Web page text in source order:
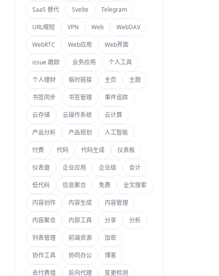
SaaS 替代 Svelte Telegram
URL缩短 VPN Web WebDAV
WebRTC Web应用 Web界面
issue 跟踪 业务应用 个人工具
个人理财 临时链接 主页 主题
书签同步 书签管理 事件追踪
云存储 云操作系统 云计算
产品分析 产品规划 人工智能
付费 代码 代码生成 仪表板
仪表盘 企业应用 企业级 会计
低代码 信息聚合 免费 全文搜索
内容创作 内容生成 内容管理
内容聚合 内部工具 分享 分析
列表管理 前端资源 加密
协作工具 协同办公 博客
去付费墙 反向代理 变更检测